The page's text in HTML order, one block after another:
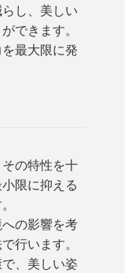
し、美しい
できます。
最大限に発
の特性を十
限に抑える
の影響を考
行います。
、美しい姿